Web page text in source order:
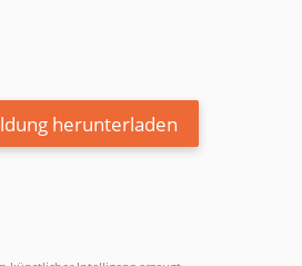
herunterladen